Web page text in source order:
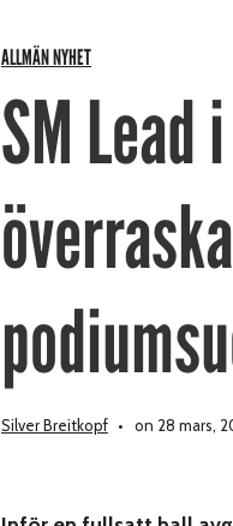
ALLMÄN NYHET
SM Lead
Silver Breitkopf on 28 mars,